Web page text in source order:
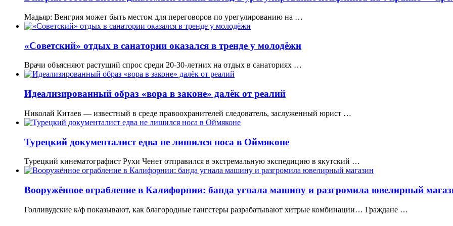
Мадьяр: Венгрия может быть местом для переговоров по урегулированию на …
«Советский» отдых в санатории оказался в тренде у молодёжи
Врачи объясняют растущий спрос среди 20-30-летних на отдых в санаториях …
Идеализированный образ «вора в законе» далёк от реалий
Николай Китаев — известный в среде правоохранителей следователь, заслуженный юрист …
Турецкий документалист едва не лишился носа в Оймяконе
Турецкий кинематографист Рухи Ченет отправился в экстремальную экспедицию в якутский …
Вооружённое ограбление в Калифорнии: банда угнала машину и разгромила ювелирный
Голливудские к/ф показывают, как благородные гангстеры разрабатывают хитрые комбинации… Граждане …